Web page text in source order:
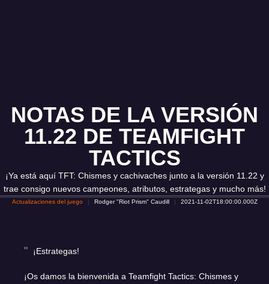
NOTAS DE LA VERSIÓN
11.22 DE TEAMFIGHT
TACTICS
¡Ya está aquí TFT: Chismes y cachivaches junto a la versión 11.22 y
trae consigo nuevos campeones, atributos, estrategas y mucho más!
Actualizaciones del juego Rodger "Riot Prism" Caudill 2021-11-02T18:00:00.000Z
¡Estrategas!
¡Os damos la bienvenida a Teamfight Tactics: Chismes y